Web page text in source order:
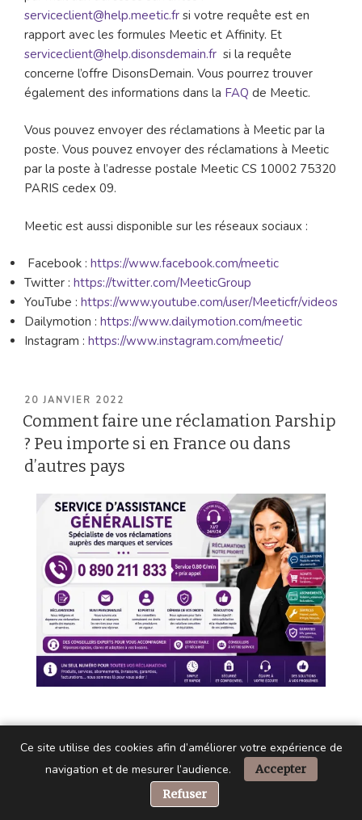
serviceclient@help.meetic.fr si votre requête est en
rapport avec les formules Meetic et Affinity. Et
serviceclient@help.disonsdemain.fr si la requête
concerne l’offre DisonsDemain. Vous pourrez trouver
également des informations dans la FAQ de Meetic.
Vous pouvez envoyer des réclamations à Meetic par la
poste. Vous pouvez envoyer des réclamations à Meetic
par la poste à l’adresse postale Meetic CS 10002 75320
PARIS cedex 09.
Meetic est aussi disponible sur les réseaux sociaux :
Facebook : https://www.facebook.com/meetic
Twitter : https://twitter.com/MeeticGroup
YouTube : https://www.youtube.com/user/Meeticfr/videos
Dailymotion : https://www.dailymotion.com/meetic
Instagram : https://www.instagram.com/meetic/
PUBLIÉ
LE
20 JANVIER 2022
Comment faire une réclamation Parship
? Peu importe si en France ou dans
d’autres pays
Comment faire une réclamationParship
? Peu importe si en France ou dans
Ce site utilise des cookies afin d’améliorer votre expérience de
navigation et de mesurer l’audience.
Accepter
Refuser